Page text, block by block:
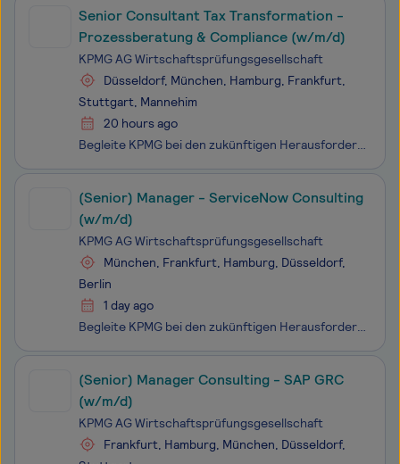
Senior Consultant Tax Transformation -
Prozessberatung & Compliance (w/m/d)
KPMG AG Wirtschaftsprüfungsgesellschaft
Düsseldorf, München, Hamburg, Frankfurt,
Stuttgart, Mannehim
20 hours ago
Begleite KPMG bei den zukünftigen Herausforderungen unserer Kunden und Kundinnen. Begeistere auch Du Dich für die Vielfalt unserer Fragestellungen - und mach gemeinsam mit uns den Unterschied. Begleite gemeinsam mit Deinem Team aus dem Bereich Tax Transformation unsere Mandanten und Mandan
(Senior) Manager - ServiceNow Consulting
(w/m/d)
KPMG AG Wirtschaftsprüfungsgesellschaft
München, Frankfurt, Hamburg, Düsseldorf,
Berlin
1 day ago
Begleite KPMG bei den zukünftigen Herausforderungen unserer Kunden und Kundinnen. Begeistere auch Du Dich für die Vielfalt unserer Fragestellungen - und mach gemeinsam mit uns den Unterschied. Gemeinsam mit Deinem Team aus dem Bereich Lighthouse Germany, dem Center of Excellence for Data & Analy
(Senior) Manager Consulting - SAP GRC
(w/m/d)
KPMG AG Wirtschaftsprüfungsgesellschaft
Frankfurt, Hamburg, München, Düsseldorf,